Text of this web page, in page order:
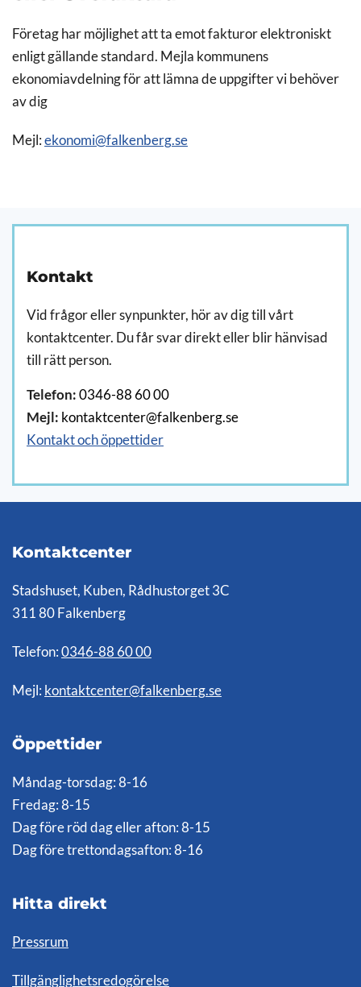
Företag har möjlighet att ta emot fakturor elektroniskt
enligt gällande standard. Mejla kommunens
ekonomiavdelning för att lämna de uppgifter vi behöver
av dig
Mejl: ekonomi@falkenberg.se
Kontakt
Vid frågor eller synpunkter, hör av dig till vårt
kontaktcenter. Du får svar direkt eller blir hänvisad
till rätt person.
Telefon: 0346-88 60 00
Mejl: kontaktcenter@falkenberg.se
Kontakt och öppettider
Kontaktcenter
Stadshuset, Kuben, Rådhustorget 3C
311 80 Falkenberg
Telefon: 0346-88 60 00
Mejl: kontaktcenter@falkenberg.se
Öppettider
Måndag-torsdag: 8-16
Fredag: 8-15
Dag före röd dag eller afton: 8-15
Dag före trettondagsafton: 8-16
Hitta direkt
Pressrum
Tillgänglighetsredogörelse